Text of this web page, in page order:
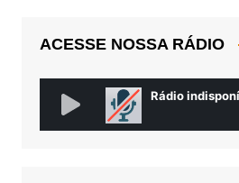
ACESSE NOSSA RÁDIO